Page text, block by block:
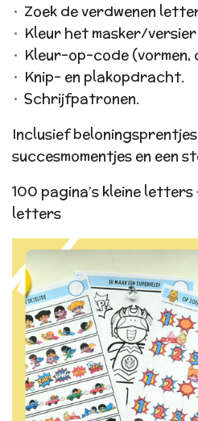
Zoek de verdwenen
Kleur het masker/
Kleur-op-code (vormen,
Knip- en plakopdracht.
Schrijfpatronen.
Inclusief
succesmomentjes en een
100 pagina’s kleine letters
letters